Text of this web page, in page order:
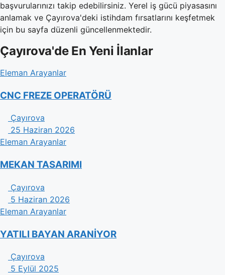
başvurularınızı takip edebilirsiniz. Yerel iş gücü piyasasını
anlamak ve Çayırova'deki istihdam fırsatlarını keşfetmek
için bu sayfa düzenli güncellenmektedir.
Çayırova'de En Yeni İlanlar
Eleman Arayanlar
CNC FREZE OPERATÖRÜ
Çayırova
25 Haziran 2026
Eleman Arayanlar
MEKAN TASARIMI
Çayırova
5 Haziran 2026
Eleman Arayanlar
YATILI BAYAN ARANİYOR
Çayırova
5 Eylül 2025